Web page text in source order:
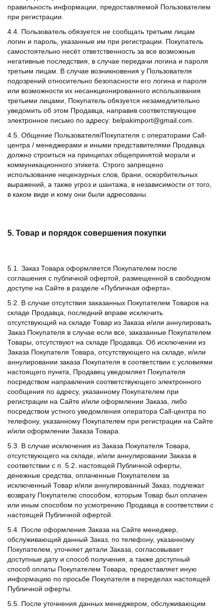
правильность информации, предоставляемой Пользователем
при регистрации.
4.4. Пользователь обязуется не сообщать третьим лицам
логин и пароль, указанные им при регистрации. Покупатель
самостоятельно несёт ответственность за все возможные
негативные последствия, в случае передачи логина и пароля
третьим лицам. В случае возникновения у Пользователя
подозрений относительно безопасности его логина и пароля
или возможности их несанкционированного использования
третьими лицами, Покупатель обязуется незамедлительно
уведомить об этом Продавца, направив соответствующее
электронное письмо по адресу: belpakimport@gmail.com.
4.5. Общение Пользователя/Покупателя с операторами Call-
центра / менеджерами и иными представителями Продавца
должно строиться на принципах общепринятой морали и
коммуникационного этикета. Строго запрещено
использование нецензурных слов, брани, оскорбительных
выражений, а также угроз и шантажа, в независимости от того,
в каком виде и кому они были адресованы.
5. Товар и порядок совершения покупки
5.1. Заказ Товара оформляется Покупателем после
соглашения с публичной офертой, размещенной в свободном
доступе на Сайте в разделе «Публичная оферта».
5.2. В случае отсутствия заказанных Покупателем Товаров на
складе Продавца, последний вправе исключить
отсутствующий на складе Товар из Заказа и/или аннулировать
Заказ Покупателя в случае если все, заказанные Покупателем
Товары, отсутствуют на складе Продавца. Об исключении из
Заказа Покупателя Товара, отсутствующего на складе, и/или
аннулировании заказа Покупателя в соответствии с условиями
настоящего пункта, Продавец уведомляет Покупателя
посредством направления соответствующего электронного
сообщения по адресу, указанному Покупателем при
регистрации на Сайте и/или оформлении Заказа, либо
посредством устного уведомления оператора Call-центра по
телефону, указанному Покупателем при регистрации на Сайте
и/или оформлении Заказа Товара.
5.3. В случае исключения из Заказа Покупателя Товара,
отсутствующего на складе, и/или аннулировании Заказа в
соответствии с п. 5.2. настоящей Публичной оферты,
денежные средства, оплаченные Покупателем за
исключенный Товар и/или аннулированный Заказ, подлежат
возврату Покупателю способом, которым Товар был оплачен
или иным способом по усмотрению Продавца в соответствии с
настоящей Публичной офертой.
5.4. После оформления Заказа на Сайте менеджер,
обслуживающий данный Заказ, по телефону, указанному
Покупателем, уточняет детали Заказа, согласовывает
доступные дату и способ получения, а также доступный
способ оплаты Покупателем Товара, предоставляет иную
информацию по просьбе Покупателя в переделах настоящей
Публичной оферты.
5.5. После уточнения данных менеджером, обслуживающим